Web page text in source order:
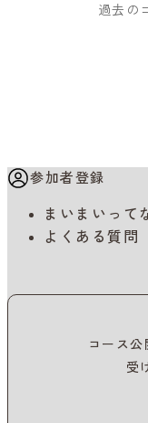
過去の
参加者登録
まいまいって
よくある質問
コース
受